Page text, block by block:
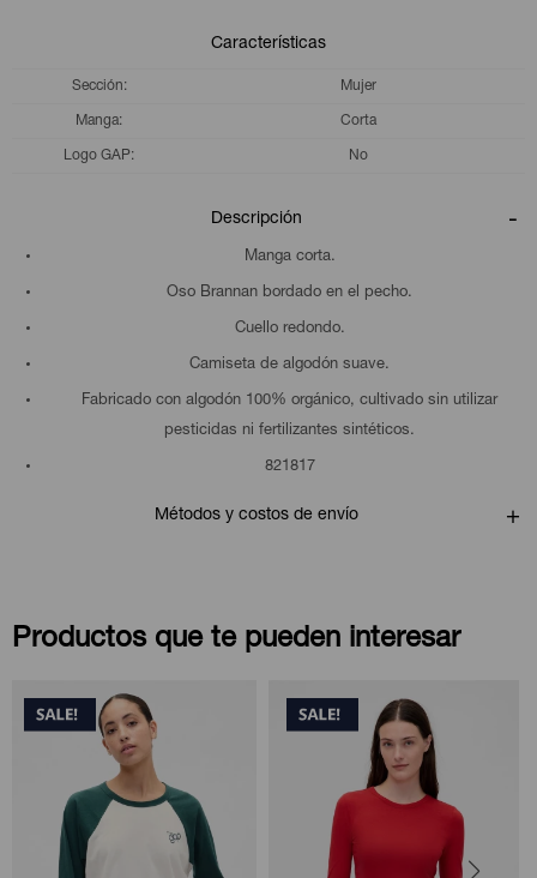
Características
Sección Mujer
Manga Corta
Logo GAP No
Descripción
Manga corta.
Oso Brannan bordado en el pecho.
Cuello redondo.
Camiseta de algodón suave.
Fabricado con algodón 100% orgánico, cultivado sin utilizar
pesticidas ni fertilizantes sintéticos.
821817
Métodos y costos de envío
Productos que te pueden interesar